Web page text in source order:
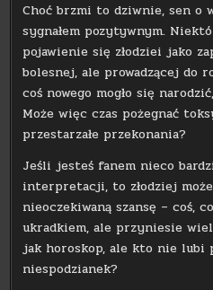
Choć brzmi to dziwnie, sen o
sygnałem pozytywnym.
pojawienie się złodziei jako
bolesnej, ale prowadzącej do
coś nowego mogło się
Może więc czas pożegnać
przestarzałe przekonania?
Jeśli jesteś fanem nieco
interpretacji, to złodziej
nieoczekiwaną szansę – coś,
ukradkiem, ale przyniesie
jak horoskop, ale kto nie lubi
niespodzianek?